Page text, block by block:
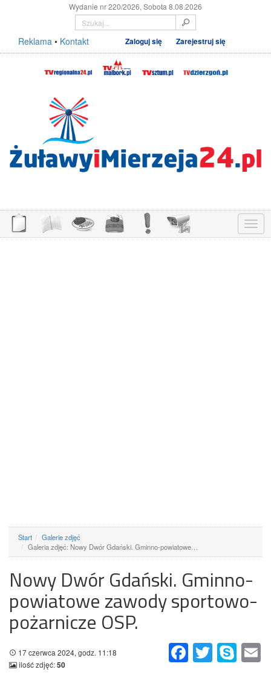
Wydanie nr 220/2026, Sobota 8.08.2026
Reklama • Kontakt Zaloguj się Zarejestruj się
Menu
Start
Galerie zdjęć
Galeria zdjęć: Nowy Dwór Gdański. Gminno-powiatowe…
Nowy Dwór Gdański. Gminno-
powiatowe zawody sportowo-
pożarnicze OSP.
FacebookTwitter Skype
17 czerwca 2024, godz. 11:18
ilość zdjęć:50